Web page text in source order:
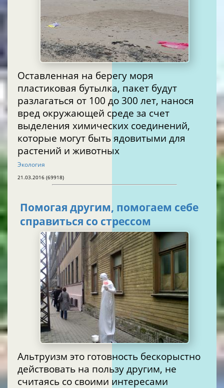
Оставленная на берегу моря
пластиковая бутылка, пакет будут
разлагаться от 100 до 300 лет, нанося
вред окружающей среде за счет
выделения химических соединений,
которые могут быть ядовитыми для
растений и животных
Экология
21.03.2016 (69918)
Помогая другим, помогаем себе
справиться со стрессом
Альтруизм это готовность бескорыстно
действовать на пользу другим, не
считаясь со своими интересами